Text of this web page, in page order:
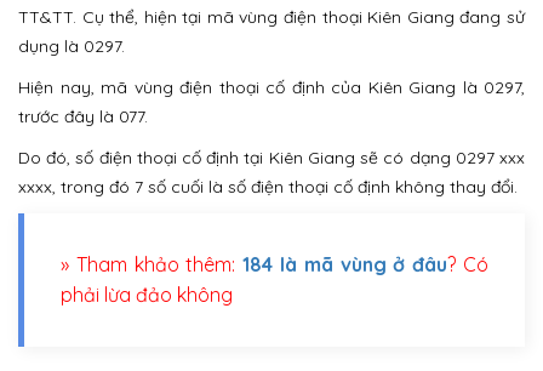
TT&TT. Cụ thể, hiện tại mã vùng điện thoại Kiên Giang đang sử
dụng là 0297.
Hiện nay, mã vùng điện thoại cố định của Kiên Giang là 0297,
trước đây là 077.
Do đó, số điện thoại cố định tại Kiên Giang sẽ có dạng 0297 xxx
xxxx, trong đó 7 số cuối là số điện thoại cố định không thay đổi.
» Tham khảo thêm:184 là mã vùng ở đâu? Có
phải lừa đảo không